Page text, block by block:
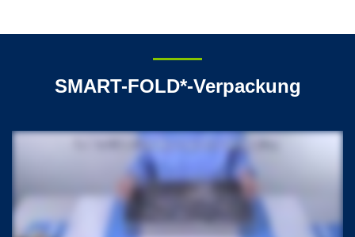
SMART-FOLD*-Verpackung